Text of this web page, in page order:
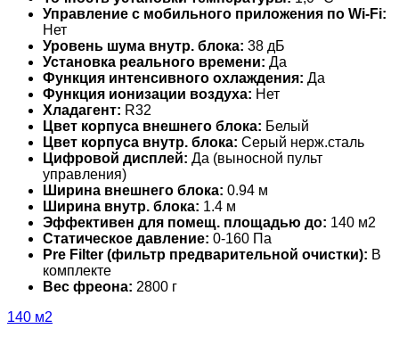
Управление c мобильного приложения по Wi-Fi:
Нет
Уровень шума внутр. блока: 38 дБ
Установка реального времени: Да
Функция интенсивного охлаждения: Да
Функция ионизации воздуха: Нет
Хладагент: R32
Цвет корпуса внешнего блока: Белый
Цвет корпуса внутр. блока: Серый нерж.сталь
Цифровой дисплей: Да (выносной пульт
управления)
Ширина внешнего блока: 0.94 м
Ширина внутр. блока: 1.4 м
Эффективен для помещ. площадью до: 140 м2
Статическое давление: 0-160 Па
Pre Filter (фильтр предварительной очистки): В
комплекте
Вес фреона: 2800 г
140 м2